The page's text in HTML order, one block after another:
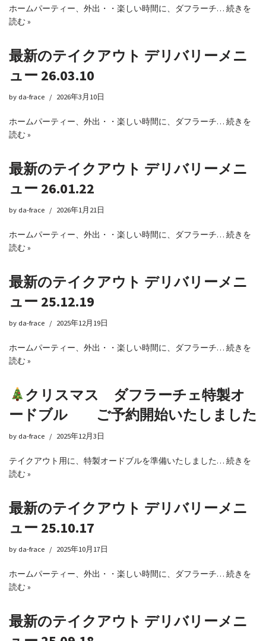
ホームパーティー、外出・・楽しい時間に、ダフラーチ… 続きを
読む »
最新のテイクアウト デリバリーメニ
ュー 26.03.10
by da-frace 2026年3月10日
ホームパーティー、外出・・楽しい時間に、ダフラーチ… 続きを
読む »
最新のテイクアウト デリバリーメニ
ュー 26.01.22
by da-frace 2026年1月21日
ホームパーティー、外出・・楽しい時間に、ダフラーチ… 続きを
読む »
最新のテイクアウト デリバリーメニ
ュー 25.12.19
by da-frace 2025年12月19日
ホームパーティー、外出・・楽しい時間に、ダフラーチ… 続きを
読む »
クリスマス ダフラーチェ特製オ
ードブル ご予約開始いたしました
by da-frace 2025年12月3日
テイクアウト用に、特製オードブルを準備いたしました… 続きを
読む »
最新のテイクアウト デリバリーメニ
ュー 25.10.17
by da-frace 2025年10月17日
ホームパーティー、外出・・楽しい時間に、ダフラーチ… 続きを
読む »
最新のテイクアウト デリバリーメニ